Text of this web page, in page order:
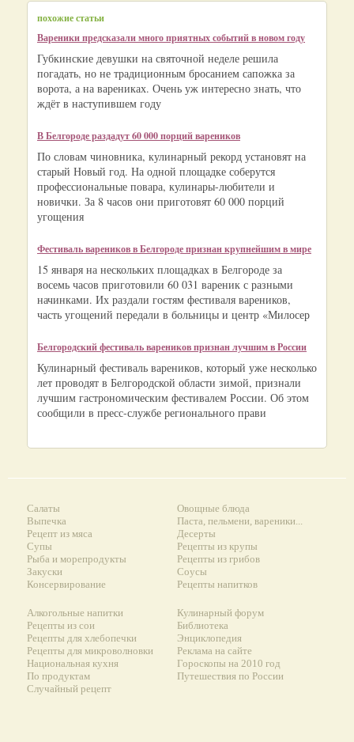
похожие статьи
Вареники предсказали много приятных событий в новом году
Губкинские девушки на святочной неделе решила
погадать, но не традиционным бросанием сапожка за
ворота, а на варениках. Очень уж интересно знать, что
ждёт в наступившем году
В Белгороде раздадут 60 000 порций вареников
По словам чиновника, кулинарный рекорд установят на
старый Новый год. На одной площадке соберутся
профессиональные повара, кулинары-любители и
новички. За 8 часов они приготовят 60 000 порций
угощения
Фестиваль вареников в Белгороде признан крупнейшим в мире
15 января на нескольких площадках в Белгороде за
восемь часов приготовили 60 031 вареник с разными
начинками. Их раздали гостям фестиваля вареников,
часть угощений передали в больницы и центр «Милосер
Белгородский фестиваль вареников признан лучшим в России
Кулинарный фестиваль вареников, который уже несколько
лет проводят в Белгородской области зимой, признали
лучшим гастрономическим фестивалем России. Об этом
сообщили в пресс-службе регионального прави
Салаты
Выпечка
Рецепт из мяса
Супы
Рыба и морепродукты
Закуски
Консервирование
Овощные блюда
Паста, пельмени, вареники...
Десерты
Рецепты из крупы
Рецепты из грибов
Соусы
Рецепты напитков
Алкогольные напитки
Рецепты из сои
Рецепты для хлебопечки
Рецепты для микроволновки
Национальная кухня
По продуктам
Случайный рецепт
Кулинарный форум
Библиотека
Энциклопедия
Реклама на сайте
Гороскопы на 2010 год
Путешествия по России